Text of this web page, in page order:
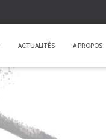
ACTUALITÉS A PROPOS